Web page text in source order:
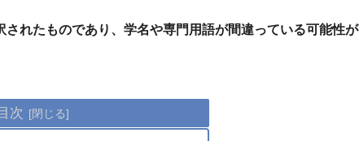
れたものであり、学名や専門用語が間違っている可能性が
次